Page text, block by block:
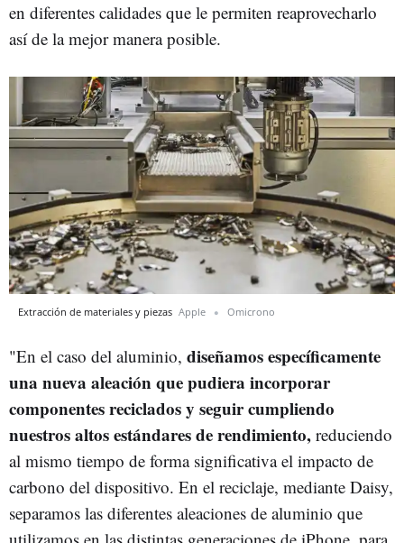
en diferentes calidades que le permiten reaprovecharlo
así de la mejor manera posible.
Extracción de materiales y piezas Apple Omicrono
"En el caso del aluminio, diseñamos específicamente
una nueva aleación que pudiera incorporar
componentes reciclados y seguir cumpliendo
nuestros altos estándares de rendimiento, reduciendo
al mismo tiempo de forma significativa el impacto de
carbono del dispositivo. En el reciclaje, mediante Daisy,
separamos las diferentes aleaciones de aluminio que